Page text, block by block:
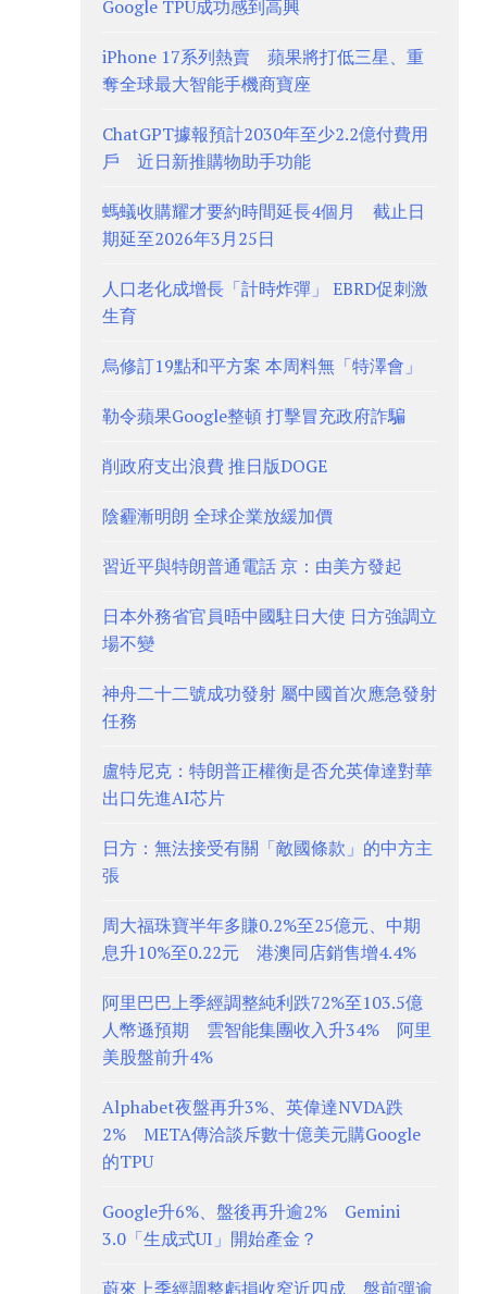
Google TPU成功感到高興
iPhone 17系列熱賣 蘋果將打低三星、重
奪全球最大智能手機商寶座
ChatGPT據報預計2030年至少2.2億付費用
戶 近日新推購物助手功能
螞蟻收購耀才要約時間延長4個月 截止日
期延至2026年3月25日
人口老化成增長「計時炸彈」 EBRD促刺激
生育
烏修訂19點和平方案 本周料無「特澤會」
勒令蘋果Google整頓 打擊冒充政府詐騙
削政府支出浪費 推日版DOGE
陰霾漸明朗 全球企業放緩加價
習近平與特朗普通電話 京：由美方發起
日本外務省官員晤中國駐日大使 日方強調立
場不變
神舟二十二號成功發射 屬中國首次應急發射
任務
盧特尼克：特朗普正權衡是否允英偉達對華
出口先進AI芯片
日方：無法接受有關「敵國條款」的中方主
張
周大福珠寶半年多賺0.2%至25億元、中期
息升10%至0.22元 港澳同店銷售增4.4%
阿里巴巴上季經調整純利跌72%至103.5億
人幣遜預期 雲智能集團收入升34% 阿里
美股盤前升4%
Alphabet夜盤再升3%、英偉達NVDA跌
2% META傳洽談斥數十億美元購Google
的TPU
Google升6%、盤後再升逾2% Gemini
3.0「生成式UI」開始產金？
蔚來上季經調整虧損收窄近四成、盤前彈逾